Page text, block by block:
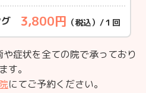
3,800円 （税込）/１回
症状を全ての院で承っており
ます。
にてご予約ください。